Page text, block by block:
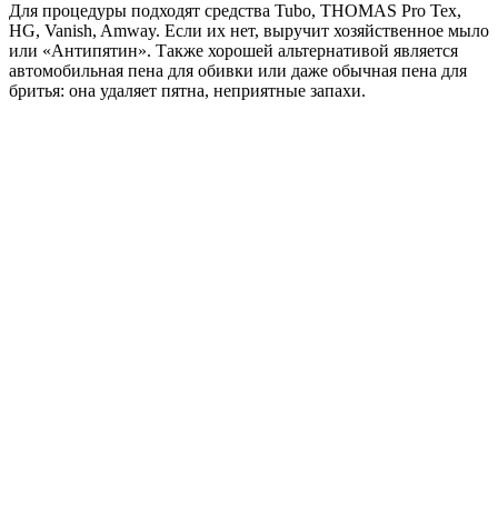
Для процедуры подходят средства Tubo, THOMAS Pro Tex,
HG, Vanish, Amway. Если их нет, выручит хозяйственное мыло
или «Антипятин». Также хорошей альтернативой является
автомобильная пена для обивки или даже обычная пена для
бритья: она удаляет пятна, неприятные запахи.